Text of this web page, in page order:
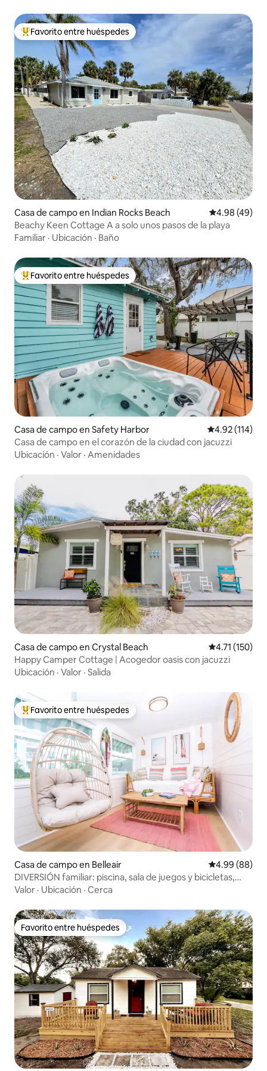
De los mejores en Favorito entre huéspedes
Favorito entre huéspedes
Casa de campo en Indian Rocks Beach Calificación
4.98 (49)
Beachy Keen Cottage A a solo unos pasos de la playa
Familiar · Ubicación · Baño
De los mejores en Favorito entre huéspedes
Favorito entre huéspedes
Casa de campo en Safety Harbor Calificación
4.92 (114)
Casa de campo en el corazón de la ciudad con jacuzzi
Ubicación · Valor · Amenidades
Casa de campo en Crystal Beach Calificación
4.71 (150)
Happy Camper Cottage | Acogedor oasis con jacuzzi
Ubicación · Valor · Salida
De los mejores en Favorito entre huéspedes
Favorito entre huéspedes
Casa de campo en Belleair Calificación
4.99 (88)
DIVERSIÓN familiar: piscina, sala de juegos y bicicletas,
cerca de playa/sendero
Valor · Ubicación · Cerca
Favorito entre huéspedes
Favorito entre huéspedes